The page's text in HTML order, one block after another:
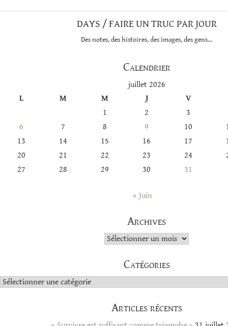
DAYS / FAIRE UN TRUC PAR JOUR
Des notes, des histoires, des images, des gens…
Calendrier
juillet 2026
L
M M J
V
1
2
3
6
7 8 9 10
13
14 15 16 17
20
21 22 23 24
27
28 29 30 31
« Juin
Archives
Archives
Catégories
Catégories
Articles récents